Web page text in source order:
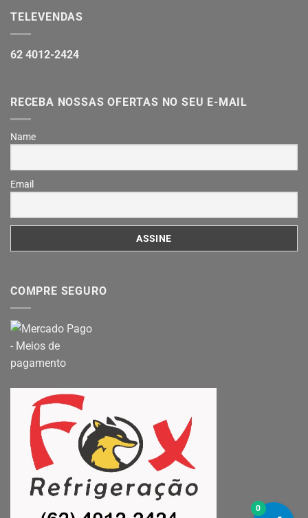
TELEVENDAS
62 4012-2424
RECEBA NOSSAS OFERTAS NO SEU E-MAIL
Name
Email
COMPRE SEGURO
0